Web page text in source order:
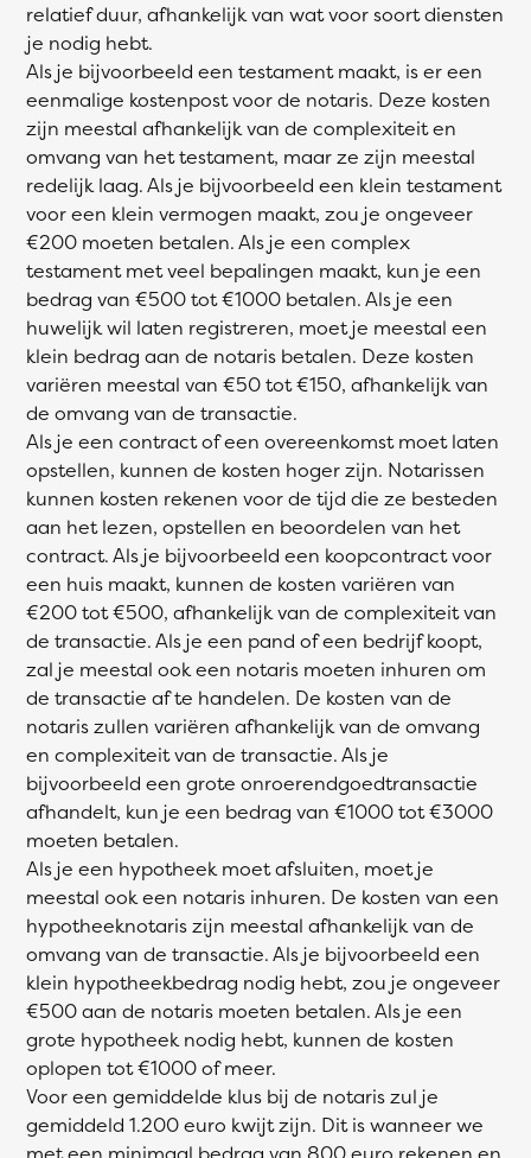
relatief duur, afhankelijk van wat voor soort diensten
je nodig hebt.
Als je bijvoorbeeld een testament maakt, is er een
eenmalige kostenpost voor de notaris. Deze kosten
zijn meestal afhankelijk van de complexiteit en
omvang van het testament, maar ze zijn meestal
redelijk laag. Als je bijvoorbeeld een klein testament
voor een klein vermogen maakt, zou je ongeveer
€200 moeten betalen. Als je een complex
testament met veel bepalingen maakt, kun je een
bedrag van €500 tot €1000 betalen. Als je een
huwelijk wil laten registreren, moet je meestal een
klein bedrag aan de notaris betalen. Deze kosten
variëren meestal van €50 tot €150, afhankelijk van
de omvang van de transactie.
Als je een contract of een overeenkomst moet laten
opstellen, kunnen de kosten hoger zijn. Notarissen
kunnen kosten rekenen voor de tijd die ze besteden
aan het lezen, opstellen en beoordelen van het
contract. Als je bijvoorbeeld een koopcontract voor
een huis maakt, kunnen de kosten variëren van
€200 tot €500, afhankelijk van de complexiteit van
de transactie. Als je een pand of een bedrijf koopt,
zal je meestal ook een notaris moeten inhuren om
de transactie af te handelen. De kosten van de
notaris zullen variëren afhankelijk van de omvang
en complexiteit van de transactie. Als je
bijvoorbeeld een grote onroerendgoedtransactie
afhandelt, kun je een bedrag van €1000 tot €3000
moeten betalen.
Als je een hypotheek moet afsluiten, moet je
meestal ook een notaris inhuren. De kosten van een
hypotheeknotaris zijn meestal afhankelijk van de
omvang van de transactie. Als je bijvoorbeeld een
klein hypotheekbedrag nodig hebt, zou je ongeveer
€500 aan de notaris moeten betalen. Als je een
grote hypotheek nodig hebt, kunnen de kosten
oplopen tot €1000 of meer.
Voor een gemiddelde klus bij de notaris zul je
gemiddeld 1.200 euro kwijt zijn. Dit is wanneer we